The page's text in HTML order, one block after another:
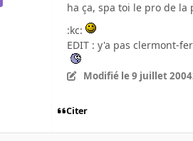
ha ça, spa toi le pro de la
:kc:
EDIT : y'a pas clermont-
Modifié le 9 juillet 2004
Citer